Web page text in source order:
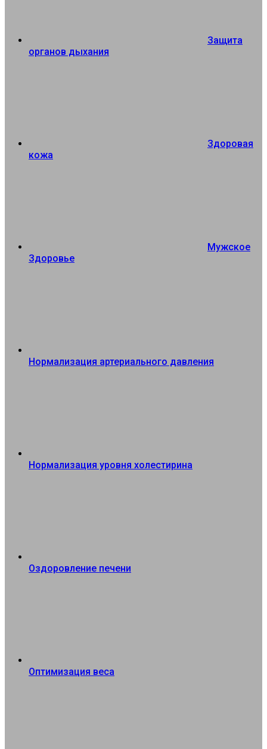
Защита
органов дыхания
Здоровая
кожа
Мужское
Здоровье
Нормализация артериального давления
Нормализация уровня холестирина
Оздоровление печени
Оптимизация веса